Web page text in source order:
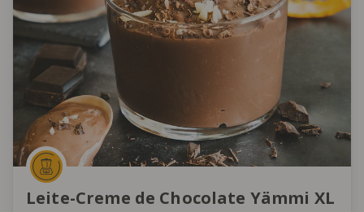
Leite-Creme de Chocolate Yämmi XL